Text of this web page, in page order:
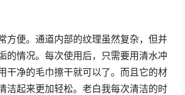
方便。通道内部的纹理虽然复杂，但并
的情况。每次使用后，只需要用清水冲
干净的毛巾擦干就可以了。而且它的材
洁起来更加轻松。老白我每次清洁的时